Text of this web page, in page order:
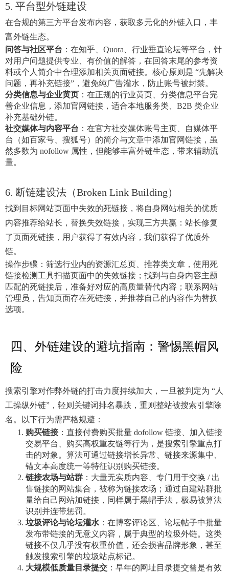
5. 平台型外链建设
在合规的第三方平台发布内容，获取多元化的外链入口，丰
富外链生态。
问答与社区平台 ：在知乎、Quora、行业垂直论坛等平台，针
对用户问题提供专业、有价值的解答，在回答末尾的参考资
料或个人简介中合理添加相关页面链接。核心原则是 “先解决
问题，再补充链接”，避免纯广告灌水，防止账号被封禁。
分类信息与企业黄页 ：在正规的行业黄页、分类信息平台完
善企业信息，添加官网链接，适合本地服务类、B2B 类企业
补充基础外链。
社交媒体与内容平台 ：在官方社交媒体账号主页、自媒体平
台（如百家号、搜狐号）的简介与文章中添加官网链接，虽
然多数为 nofollow 属性，但能够丰富外链生态，带来辅助流
量。
6. 断链建设法（Broken Link Building）
找到目标网站页面中失效的死链接，将自身网站相关的优质
内容推荐给站长，替换失效链接，实现三方共赢：站长修复
了页面死链接，用户获得了有效内容，我们获得了优质外
链。
操作步骤：筛选行业内的资源汇总页、推荐类文章，使用死
链接检测工具扫描页面中的失效链接；找到与自身内容主题
匹配的死链接后，准备好对应的高质量替代内容；联系网站
管理员，告知页面存在死链接，并推荐自己的内容作为替换
选项。
四、外链建设的避坑指南：警惕黑帽风
险
搜索引擎对作弊外链的打击力度持续加大，一旦被判定为 “人
工操纵外链”，轻则关键词排名暴跌，重则整站被搜索引擎除
名。以下行为需严格规避：
购买链接：直接付费购买批量 dofollow 链接、加入链接
交易平台、购买高权重友链等行为，是搜索引擎重点打
击的对象。算法可通过链接增长异常、链接来源集中、
锚文本高度统一等特征识别购买链接。
链接农场与站群 ：大量无实质内容、专门用于交换 / 出
售链接的网站集合，被称为链接农场；通过自建站群批
量给自己网站加链接，同样属于黑帽手法，极易被算法
识别并连带惩罚。
垃圾评论与论坛灌水 ：在博客评论区、论坛帖子中批量
发布带链接的无意义内容，属于典型的垃圾外链。这类
链接不仅几乎没有权重价值，还会损害品牌形象，甚至
触发搜索引擎的垃圾站点标记。
大规模低质量目录提交 ：早年的网址目录提交曾是有效